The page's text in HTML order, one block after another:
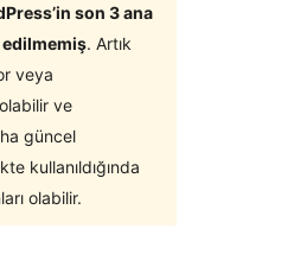
son 3 ana
edilmemiş. Artık
veya
ve
güncel
kullanıldığında
olabilir.